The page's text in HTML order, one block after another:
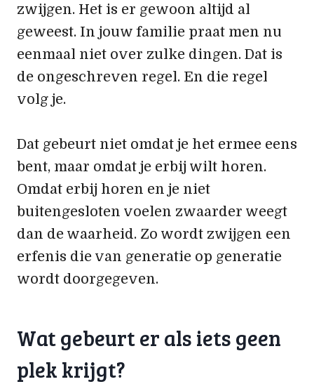
zwijgen. Het is er gewoon altijd al
geweest. In jouw familie praat men nu
eenmaal niet over zulke dingen. Dat is
de ongeschreven regel. En die regel
volg je.
Dat gebeurt niet omdat je het ermee eens
bent, maar omdat je erbij wilt horen.
Omdat erbij horen en je niet
buitengesloten voelen zwaarder weegt
dan de waarheid. Zo wordt zwijgen een
erfenis die van generatie op generatie
wordt doorgegeven.
Wat gebeurt er als iets geen
plek krijgt?